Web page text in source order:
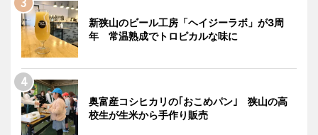
新狭山のビール工房「ヘイジーラボ」が3周
年 常温熟成でトロピカルな味に
奥富産コシヒカリの｢おこめパン｣ 狭山の高
校生が生米から手作り販売